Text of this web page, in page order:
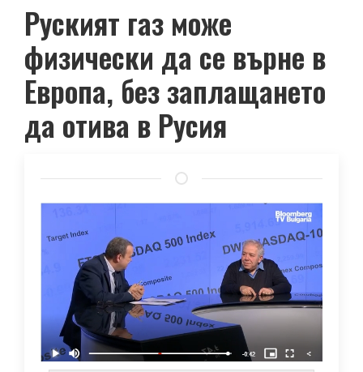
Руският газ може
физически да се върне в
Европа, без заплащането
да отива в Русия